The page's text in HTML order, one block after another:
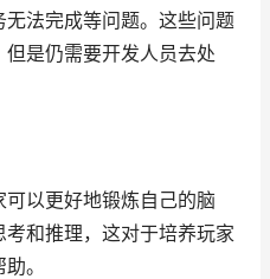
法完成等问题。这些问题
是仍需要开发人员去处
以更好地锻炼自己的脑
和推理，这对于培养玩家
。